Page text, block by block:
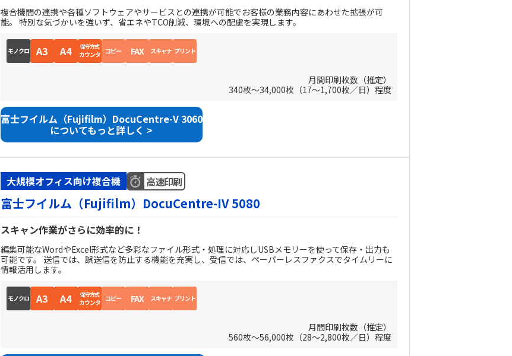
複合機間の連携や各種ソフトウェアやサービスとの連携が可能でお客様の業務内容にあわせた拡張が可
能。 特別な気づかいを強いず、省エネやTCO削減、環境への配慮を実現します。
モノクロ A3 A4 保守方式
カウンタ コピー FAX スキャナ プリント
月間印刷枚数（推定）
340枚～34,000枚（17～1,700枚／日）程度
富士フイルム（Fujifilm）DocuCentre-V 3060
についてもっと詳しく >
大規模オフィス向け複合機 高速印刷
富士フイルム（Fujifilm）DocuCentre-IV 5080
スキャン作業がさらに効率的に！
編集可能なWordやExcel形式など多彩なファイル形式・処理に対応しUSBメモリーを使って保存・出力も
可能です。 送信では、誤送信を防止する機能を充実し、受信では、ペーパーレスファクスでタイムリーに
情報活用します。
モノクロ A3 A4 保守方式
カウンタ コピー FAX スキャナ プリント
月間印刷枚数（推定）
560枚～56,000枚（28～2,800枚／日）程度